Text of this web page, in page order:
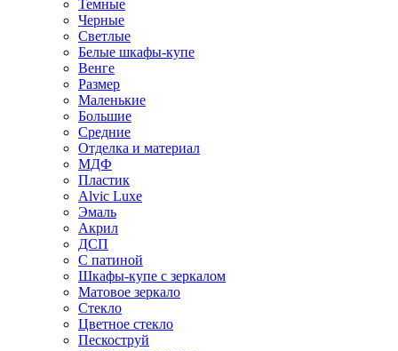
Темные
Черные
Светлые
Белые шкафы-купе
Венге
Размер
Маленькие
Большие
Средние
Отделка и материал
МДФ
Пластик
Alvic Luxe
Эмаль
Акрил
ДСП
С патиной
Шкафы-купе с зеркалом
Матовое зеркало
Стекло
Цветное стекло
Пескоструй